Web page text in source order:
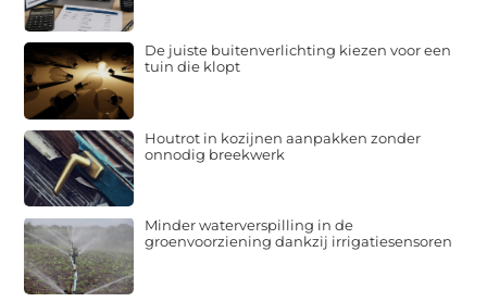
De juiste buitenverlichting kiezen voor een
tuin die klopt
Houtrot in kozijnen aanpakken zonder
onnodig breekwerk
Minder waterverspilling in de
groenvoorziening dankzij irrigatiesensoren